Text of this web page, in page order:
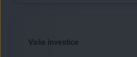
Vaše investice